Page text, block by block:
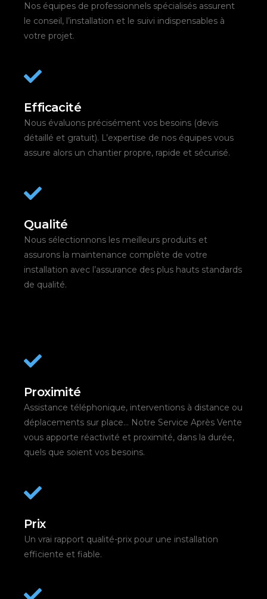
Nos équipes de professionnels spécialisés assurent
le conseil, l’installation et le suivi indispensables à
votre projet.
Efficacité
Nous évaluons précisément vos besoins (devis
détaillé et gratuit). L’expertise de nos équipes vous
assure alors un chantier propre, rapide et sécurisé.
Qualité
Nous sélectionnons les meilleurs produits et
assurons la maintenance complète de votre
installation avec l’assurance des plus hauts standards
de qualité.
Proximité
Assistance téléphonique, interventions à distance ou
déplacements sur place… Notre Service Après Vente
vous apporte réactivité et proximité, dans la durée,
quels que soient vos besoins.
Prix
Un vrai rapport qualité-prix pour une installation
efficiente et fiable.